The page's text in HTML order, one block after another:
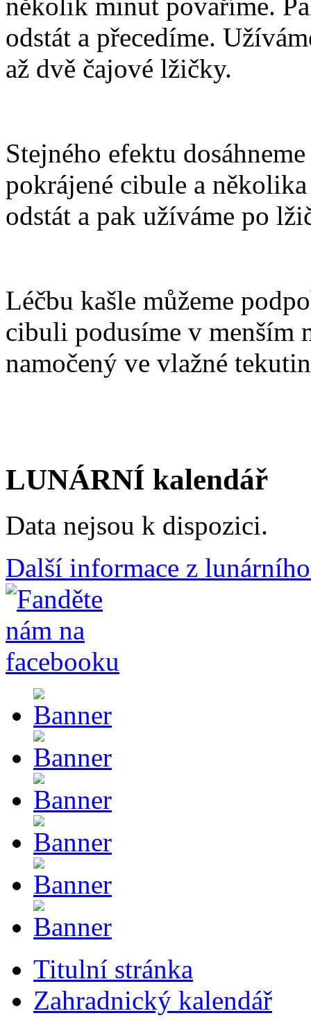
odstát a přecedíme.
až dvě čajové lžičky.
Stejného efektu
pokrájené cibule a
odstát a pak užíváme po
Léčbu kašle můžeme
cibuli podusíme v menším
namočený ve vlažné
LUNÁRNÍ kalendář
Data nejsou k dispozici.
Další informace z
Titulní stránka
Zahradnický kalendář